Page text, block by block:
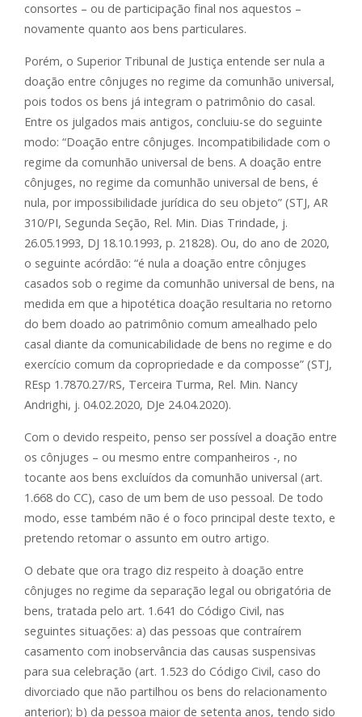
consortes – ou de participação final nos aquestos –
novamente quanto aos bens particulares.
Porém, o Superior Tribunal de Justiça entende ser nula a
doação entre cônjuges no regime da comunhão universal,
pois todos os bens já integram o patrimônio do casal.
Entre os julgados mais antigos, concluiu-se do seguinte
modo: “Doação entre cônjuges. Incompatibilidade com o
regime da comunhão universal de bens. A doação entre
cônjuges, no regime da comunhão universal de bens, é
nula, por impossibilidade jurídica do seu objeto” (STJ, AR
310/PI, Segunda Seção, Rel. Min. Dias Trindade, j.
26.05.1993, DJ 18.10.1993, p. 21828). Ou, do ano de 2020,
o seguinte acórdão: “é nula a doação entre cônjuges
casados sob o regime da comunhão universal de bens, na
medida em que a hipotética doação resultaria no retorno
do bem doado ao patrimônio comum amealhado pelo
casal diante da comunicabilidade de bens no regime e do
exercício comum da copropriedade e da composse” (STJ,
REsp 1.7870.27/RS, Terceira Turma, Rel. Min. Nancy
Andrighi, j. 04.02.2020, DJe 24.04.2020).
Com o devido respeito, penso ser possível a doação entre
os cônjuges – ou mesmo entre companheiros -, no
tocante aos bens excluídos da comunhão universal (art.
1.668 do CC), caso de um bem de uso pessoal. De todo
modo, esse também não é o foco principal deste texto, e
pretendo retomar o assunto em outro artigo.
O debate que ora trago diz respeito à doação entre
cônjuges no regime da separação legal ou obrigatória de
bens, tratada pelo art. 1.641 do Código Civil, nas
seguintes situações: a) das pessoas que contraírem
casamento com inobservância das causas suspensivas
para sua celebração (art. 1.523 do Código Civil, caso do
divorciado que não partilhou os bens do relacionamento
anterior); b) da pessoa maior de setenta anos, tendo sido